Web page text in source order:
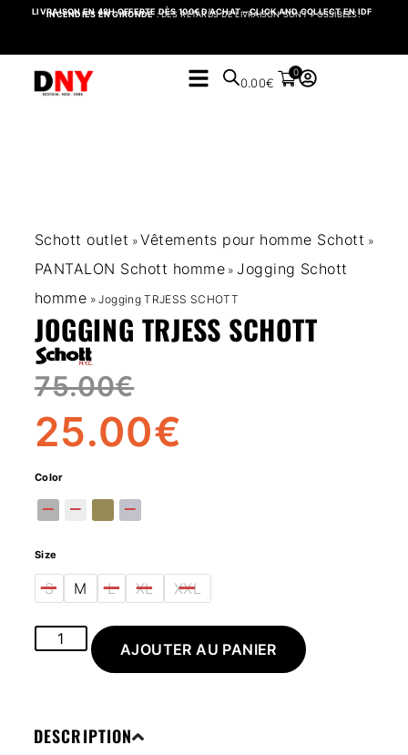
LIVRAISON EN 48H OFFERTE DÈS 100€ D’ACHAT – CLICK AND COLLECT EN IDF
INCENDIES EN GIRONDE: DES RETARDS DE LIVRAISON SONT POSSIBLES.
0.00€
0
Schott outlet » Vêtements pour homme Schott »
PANTALON Schott homme »Jogging Schott
homme »Jogging TRJESS SCHOTT
JOGGING TRJESS SCHOTT
75.00€
25.00€
Color
Size
L
M
S XL XXL
AJOUTER AU PANIER
DESCRIPTION